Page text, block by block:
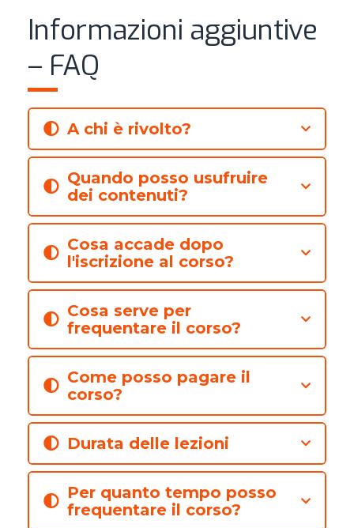
Informazioni aggiuntive
– FAQ
A chi è rivolto?
Quando posso usufruire
dei contenuti?
Cosa accade dopo
l'iscrizione al corso?
Cosa serve per
frequentare il corso?
Come posso pagare il
corso?
Durata delle lezioni
Per quanto tempo posso
frequentare il corso?